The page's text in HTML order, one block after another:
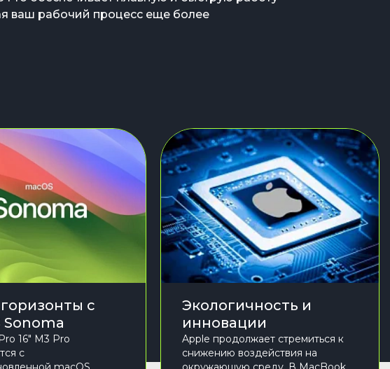
ваш рабочий процесс еще более
с
Sonoma
16" M3 Pro
с
Экологичность и
инновации
Apple продолжает стремиться к
снижению воздействия на